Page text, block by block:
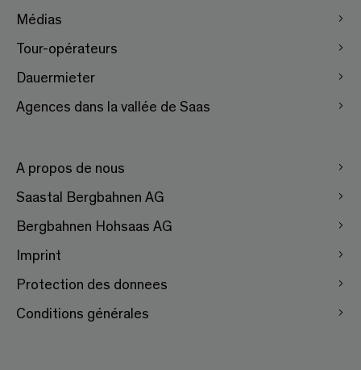
Médias
Tour-opérateurs
Dauermieter
Agences dans la vallée de Saas
A propos de nous
Saastal Bergbahnen AG
Bergbahnen Hohsaas AG
Imprint
Protection des donnees
Conditions générales